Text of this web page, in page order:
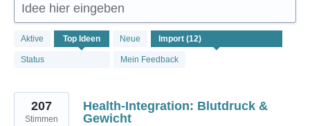
Idee hier eingeben
Aktive Top Ideen Neue
Status Mein Feedback
12
gefundene
Ergebnisse
Health-Integration: Blutdruck &
Gewicht
207
Stimmen